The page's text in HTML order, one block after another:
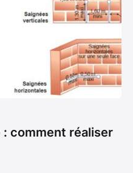
comment réaliser